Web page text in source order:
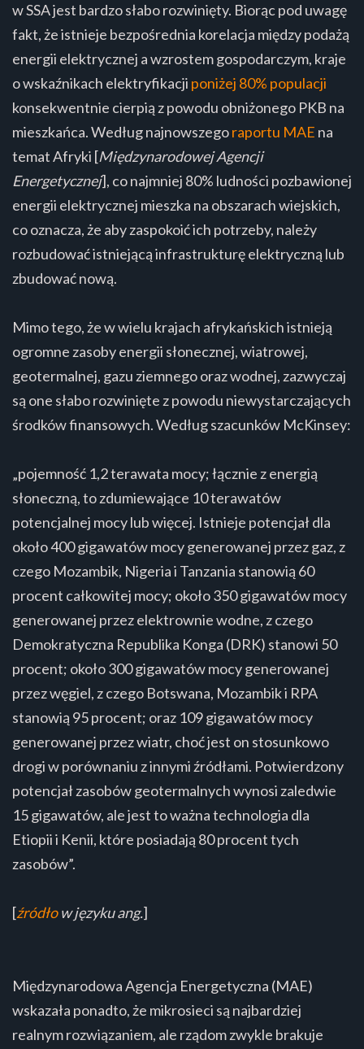
w SSA jest bardzo słabo rozwinięty. Biorąc pod uwagę
fakt, że istnieje bezpośrednia korelacja między podażą
energii elektrycznej a wzrostem gospodarczym, kraje
o wskaźnikach elektryfikacji poniżej 80% populacji
konsekwentnie cierpią z powodu obniżonego PKB na
mieszkańca. Według najnowszegoraportu MAE na
temat Afryki [Międzynarodowej Agencji
Energetycznej], co najmniej 80% ludności pozbawionej
energii elektrycznej mieszka na obszarach wiejskich,
co oznacza, że aby zaspokoić ich potrzeby, należy
rozbudować istniejącą infrastrukturę elektryczną lub
zbudować nową.
Mimo tego, że w wielu krajach afrykańskich istnieją
ogromne zasoby energii słonecznej, wiatrowej,
geotermalnej, gazu ziemnego oraz wodnej, zazwyczaj
są one słabo rozwinięte z powodu niewystarczających
środków finansowych. Według szacunków McKinsey:
„pojemność 1,2 terawata mocy; łącznie z energią
słoneczną, to zdumiewające 10 terawatów
potencjalnej mocy lub więcej. Istnieje potencjał dla
około 400 gigawatów mocy generowanej przez gaz, z
czego Mozambik, Nigeria i Tanzania stanowią 60
procent całkowitej mocy; około 350 gigawatów mocy
generowanej przez elektrownie wodne, z czego
Demokratyczna Republika Konga (DRK) stanowi 50
procent; około 300 gigawatów mocy generowanej
przez węgiel, z czego Botswana, Mozambik i RPA
stanowią 95 procent; oraz 109 gigawatów mocy
generowanej przez wiatr, choć jest on stosunkowo
drogi w porównaniu z innymi źródłami. Potwierdzony
potencjał zasobów geotermalnych wynosi zaledwie
15 gigawatów, ale jest to ważna technologia dla
Etiopii i Kenii, które posiadają 80 procent tych
zasobów”.
[źródłow języku ang.]
Międzynarodowa Agencja Energetyczna (MAE)
wskazała ponadto, że mikrosieci są najbardziej
realnym rozwiązaniem, ale rządom zwykle brakuje